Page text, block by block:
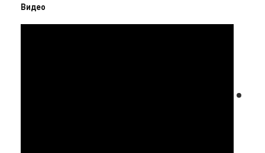
качество изделия. Серия Daily Cook сочетает
Видео